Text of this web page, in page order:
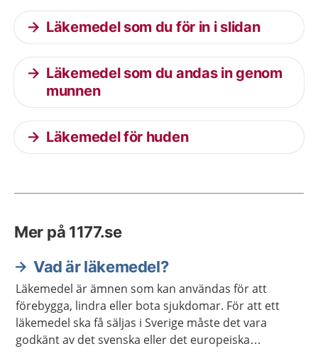
Läkemedel som du för in i slidan
Läkemedel som du andas in genom
munnen
Läkemedel för huden
Mer på 1177.se
Vad är läkemedel?
Läkemedel är ämnen som kan användas för att
förebygga, lindra eller bota sjukdomar. För att ett
läkemedel ska få säljas i Sverige måste det vara
godkänt av det svenska eller det europeiska